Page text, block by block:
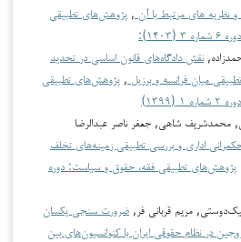
نظریه های مرتبط با آن , پژوهش‌های تطبیقی
نقش دادگاه‌های قانون اساسی در تحدید
میان فرانسه و برزیل , پژوهش‌های تطبیقی
محمدشریف شاهی, جعفر ناصر عبدالرضا
اداری و بررسی تطبیقی زمینه‌های تخلف
پژوهش‌های تطبیقی فقه، حقوق و سیاست: دوره
مریم قربانی فر, ضرورت سنجی یکسان
در نظام حقوقی ایران با کنوانسیون‌های بین